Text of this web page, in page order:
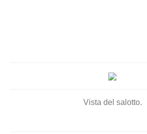
Vista del salotto.